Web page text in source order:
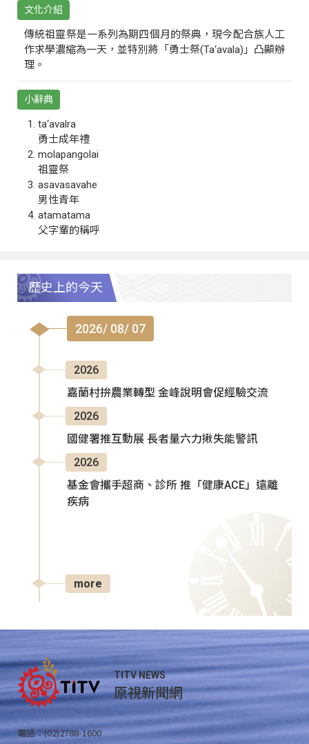
文化介紹
傳統祖靈祭是一系列為期四個月的祭典，現今配合族人工
作求學濃縮為一天，並特別將「勇士祭(Ta‘avala)」凸顯辦
理。
小辭典
ta‘avalra
勇士成年禮
molapangolai
祖靈祭
asavasavahe
男性青年
atamatama
父字輩的稱呼
歷史上的今天
2026/ 08/ 07
2026
嘉蘭村拚農業轉型 金峰說明會促經驗交流
2026
國健署推互動展 長者量六力揪失能警訊
2026
基金會攜手超商、診所 推「健康ACE」遠離
疾病
more
TITV NEWS
原視新聞網
電話：(02)2788-1600